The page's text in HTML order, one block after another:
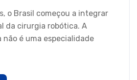
o Brasil começou a integrar
da cirurgia robótica. A
é uma especialidade